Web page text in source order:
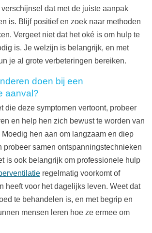
dat met de juiste aanpak
is. Blijf positief en zoek naar methoden
Vergeet niet dat het oké is om hulp te
is. Je welzijn is belangrijk, en met
je al grote verbeteringen bereiken.
doen bij een
aanval?
die deze symptomen vertoont, probeer
en help hen zich bewust te worden van
hen aan om langzaam en diep
probeer samen ontspanningstechnieken
is ook belangrijk om professionele hulp
regelmatig voorkomt of
heeft voor het dagelijks leven. Weet dat
te behandelen is, en met begrip en
mensen leren hoe ze ermee om